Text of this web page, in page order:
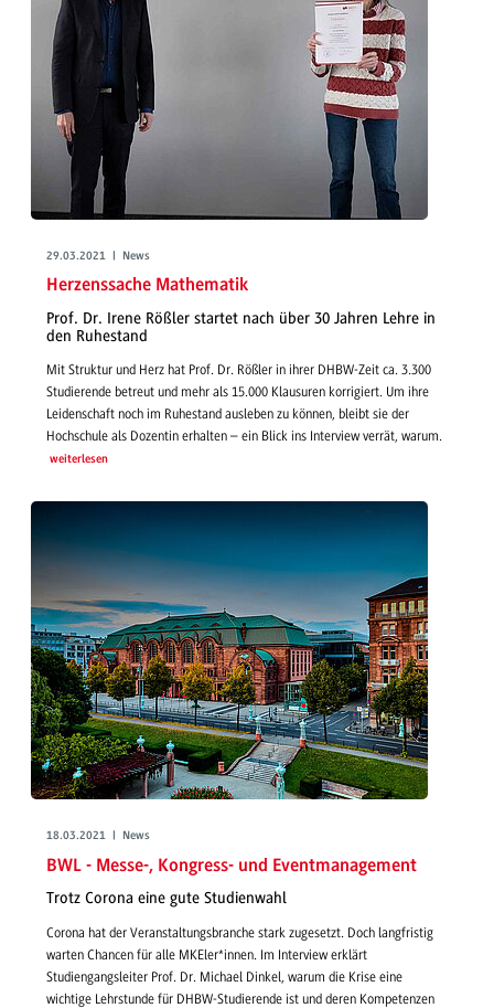
29.03.2021 | News
Herzenssache Mathematik
Prof. Dr. Irene Rößler startet nach über 30 Jahren Lehre in
den Ruhestand
Mit Struktur und Herz hat Prof. Dr. Rößler in ihrer DHBW-Zeit ca. 3.300
Studierende betreut und mehr als 15.000 Klausuren korrigiert. Um ihre
Leidenschaft noch im Ruhestand ausleben zu können, bleibt sie der
Hochschule als Dozentin erhalten – ein Blick ins Interview verrät, warum.
weiterlesen
18.03.2021 | News
BWL - Messe-, Kongress- und Eventmanagement
Trotz Corona eine gute Studienwahl
Corona hat der Veranstaltungsbranche stark zugesetzt. Doch langfristig
warten Chancen für alle MKEler*innen. Im Interview erklärt
Studiengangsleiter Prof. Dr. Michael Dinkel, warum die Krise eine
wichtige Lehrstunde für DHBW-Studierende ist und deren Kompetenzen